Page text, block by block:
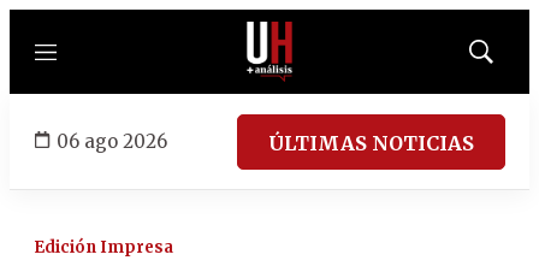
Menú
Mostrar
06 ago 2026 ÚLTIMAS NOTICIAS
Edición Impresa